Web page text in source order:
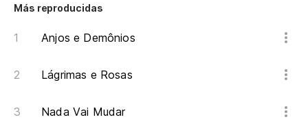
Más reproducidas
Anjos e Demônios
Lágrimas e Rosas
Nada Vai Mudar